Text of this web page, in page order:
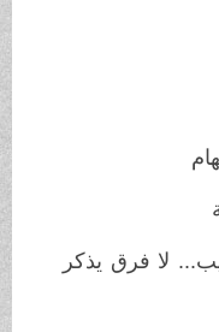
لا فرق يذكر